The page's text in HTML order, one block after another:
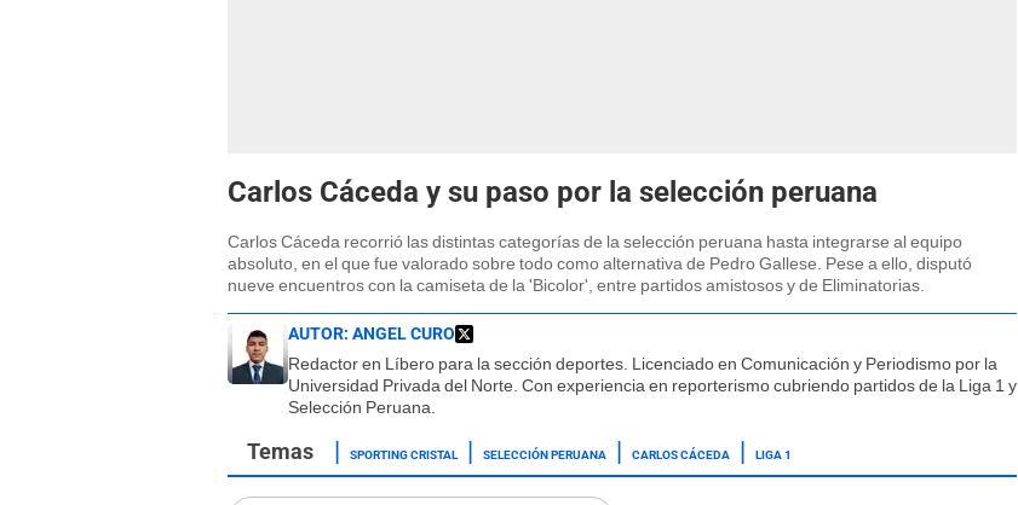
Carlos Cáceda y su paso por la selección peruana
Carlos Cáceda recorrió las distintas categorías de la selección peruana hasta integrarse al equipo
absoluto, en el que fue valorado sobre todo como alternativa de Pedro Gallese. Pese a ello, disputó
nueve encuentros con la camiseta de la 'Bicolor', entre partidos amistosos y de Eliminatorias.
AUTOR: ANGEL CURO
Redactor en Líbero para la sección deportes. Licenciado en Comunicación y Periodismo por la
Universidad Privada del Norte. Con experiencia en reporterismo cubriendo partidos de la Liga 1 y
Selección Peruana.
SPORTING CRISTAL SELECCIÓN PERUANA CARLOS CÁCEDA LIGA 1